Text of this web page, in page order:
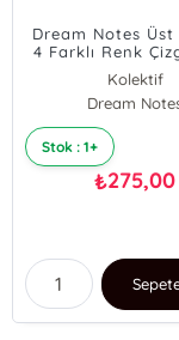
Dream Notes Üst
4 Farklı Renk
Defter Seti
Kolektif
Dream
Stok : 1+
₺275,00